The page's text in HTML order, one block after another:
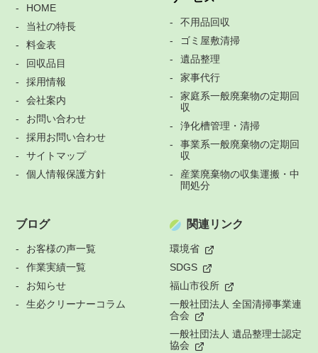
HOME
当社の特長
料金表
回収品目
採用情報
会社案内
お問い合わせ
採用お問い合わせ
サイトマップ
個人情報保護方針
不用品回収
ゴミ屋敷清掃
遺品整理
家事代行
家庭系一般廃棄物の定期回
収
浄化槽管理・清掃
事業系一般廃棄物の定期回
収
産業廃棄物の収集運搬・中
間処分
ブログ
お客様の声一覧
作業実績一覧
お知らせ
生必クリーナーコラム
関連リンク
環境省
SDGS
福山市役所
一般社団法人 全国清掃事業連
合会
一般社団法人 遺品整理士認定
協会